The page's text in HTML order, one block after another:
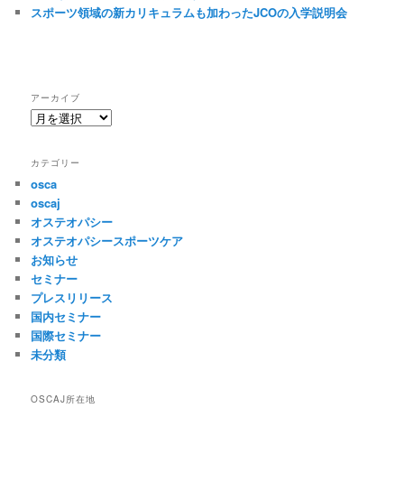
スポーツ領域の新カリキュラムも加わったJCOの入学説明会
アーカイブ
ア
イ
ブ
カテゴリー
osca
oscaj
オステオパシー
オステオパシースポーツケア
お知らせ
セミナー
プレスリリース
国内セミナー
国際セミナー
未分類
OSCAJ所在地